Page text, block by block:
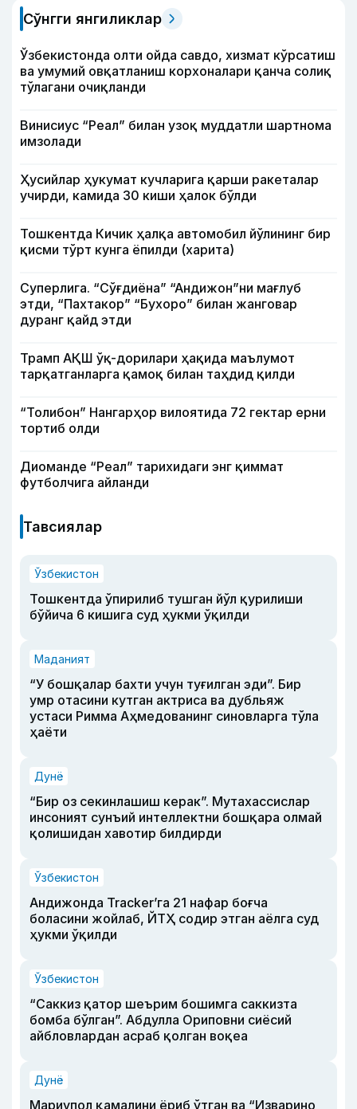
Сўнгги янгиликлар
Ўзбекистонда олти ойда савдо, хизмат кўрсатиш
ва умумий овқатланиш корхоналари қанча солиқ
тўлагани очиқланди
Винисиус “Реал” билан узоқ муддатли шартнома
имзолади
Ҳусийлар ҳукумат кучларига қарши ракеталар
учирди, камида 30 киши ҳалок бўлди
Тошкентда Кичик ҳалқа автомобил йўлининг бир
қисми тўрт кунга ёпилди (харита)
Суперлига. “Сўғдиёна” “Андижон”ни мағлуб
этди, “Пахтакор” “Бухоро” билан жанговар
дуранг қайд этди
Трамп АҚШ ўқ-дорилари ҳақида маълумот
тарқатганларга қамоқ билан таҳдид қилди
“Толибон” Нангарҳор вилоятида 72 гектар ерни
тортиб олди
Диоманде “Реал” тарихидаги энг қиммат
футболчига айланди
Тавсиялар
Ўзбекистон
Тошкентда ўпирилиб тушган йўл қурилиши
бўйича 6 кишига суд ҳукми ўқилди
Маданият
“У бошқалар бахти учун туғилган эди”. Бир
умр отасини кутган актриса ва дубльяж
устаси Римма Аҳмедованинг синовларга тўла
ҳаёти
Дунё
“Бир оз секинлашиш керак”. Мутахассислар
инсоният сунъий интеллектни бошқара олмай
қолишидан хавотир билдирди
Ўзбекистон
Андижонда Tracker’га 21 нафар боғча
боласини жойлаб, ЙТҲ содир этган аёлга суд
ҳукми ўқилди
Ўзбекистон
“Саккиз қатор шеърим бошимга саккизта
бомба бўлган”. Абдулла Ориповни сиёсий
айбловлардан асраб қолган воқеа
Дунё
Мариупол қамалини ёриб ўтган ва “Изварино